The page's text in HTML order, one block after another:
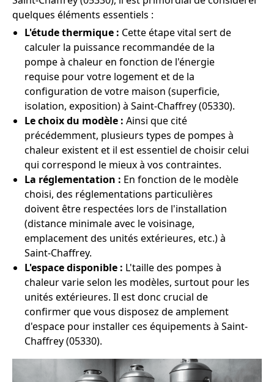
quelques éléments essentiels :
L'étude thermique : Cette étape vital sert de
calculer la puissance recommandée de la
pompe à chaleur en fonction de l'énergie
requise pour votre logement et de la
configuration de votre maison (superficie,
isolation, exposition) à Saint-Chaffrey (05330).
Le choix du modèle : Ainsi que cité
précédemment, plusieurs types de pompes à
chaleur existent et il est essentiel de choisir celui
qui correspond le mieux à vos contraintes.
La réglementation : En fonction de le modèle
choisi, des réglementations particulières
doivent être respectées lors de l'installation
(distance minimale avec le voisinage,
emplacement des unités extérieures, etc.) à
Saint-Chaffrey.
L'espace disponible : L'taille des pompes à
chaleur varie selon les modèles, surtout pour les
unités extérieures. Il est donc crucial de
confirmer que vous disposez de amplement
d'espace pour installer ces équipements à Saint-
Chaffrey (05330).